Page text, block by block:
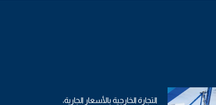
التجارة الخارجية بالأسعار الجارية،